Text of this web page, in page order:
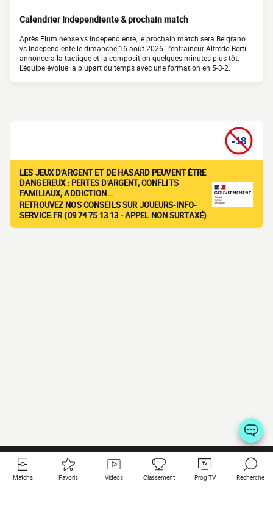
Calendrier Independiente & prochain match
Après Fluminense vs Independiente, le prochain match sera Belgrano
vs Independiente le dimanche 16 août 2026. L'entraîneur Alfredo Berti
annoncera la tactique et la composition quelques minutes plus tôt.
L'équipe évolue la plupart du temps avec une formation en 5-3-2.
LES JEUX D'ARGENT ET DE HASARD PEUVENT ÊTRE
DANGEREUX : PERTES D'ARGENT, CONFLITS
FAMILIAUX, ADDICTION…
RETROUVEZ NOS CONSEILS SUR JOUEURS-INFO-
SERVICE.FR (09 74 75 13 13 - APPEL NON SURTAXÉ)
Matchs Favoris Vidéos Classement Prog TV Recherche